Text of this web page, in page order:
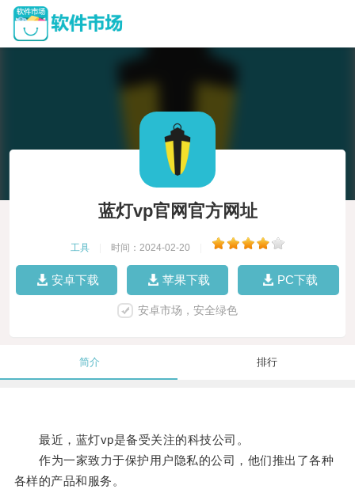
蓝灯vp官网官方网址
工具 时间：2024-02-20
安卓下载 苹果下载 PC下载
安卓市场，安全绿色
简介 排行
最近，蓝灯vp是备受关注的科技公司。
作为一家致力于保护用户隐私的公司，他们推出了各种
各样的产品和服务。